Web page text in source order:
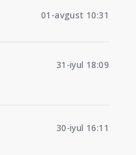
01-avgust 10:31
31-iyul 18:09
30-iyul 16:11